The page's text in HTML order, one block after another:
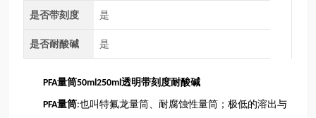
是否带刻度 是
是否耐酸碱 是
PFA量筒50ml250ml透明带刻度耐酸碱
PFA量筒:也叫特氟龙量筒、耐腐蚀性量筒；极低的溶出与